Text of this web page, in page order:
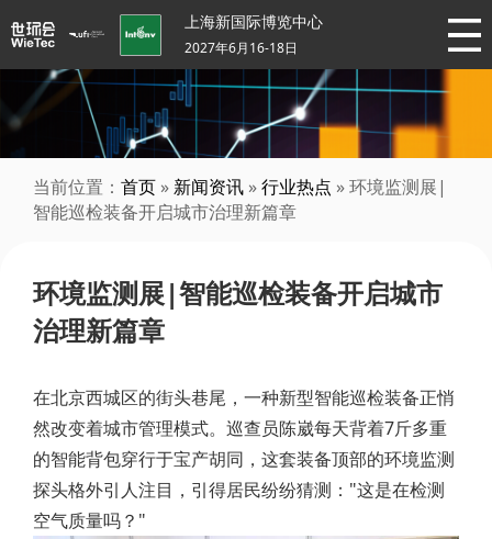
上海新国际博览中心
2027年6月16-18日
当前位置： 首页 » 新闻资讯 »行业热点 » 环境监测展|
智能巡检装备开启城市治理新篇章
环境监测展|智能巡检装备开启城市
治理新篇章
在北京西城区的街头巷尾，一种新型智能巡检装备正悄
然改变着城市管理模式。巡查员陈崴每天背着7斤多重
的智能背包穿行于宝产胡同，这套装备顶部的环境监测
探头格外引人注目，引得居民纷纷猜测："这是在检测
空气质量吗？"